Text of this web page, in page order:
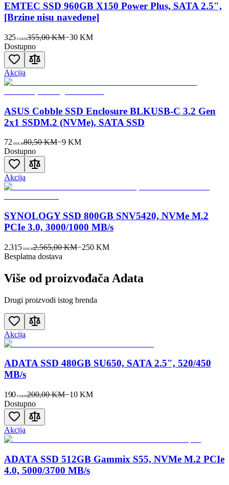
EMTEC SSD 960GB X150 Power Plus, SATA 2.5",
[Brzine nisu navedene]
325 00KM355,00 KM−30 KM
Dostupno
Akcija
ASUS Cobble SSD Enclosure BLKUSB-C 3.2 Gen
2x1 SSDM.2 (NVMe), SATA SSD
72 00KM80,50 KM−9KM
Dostupno
Akcija
SYNOLOGY SSD 800GB SNV5420, NVMe M.2
PCIe 3.0, 3000/1000 MB/s
2.315 00KM2.565,00 KM−250KM
Besplatna dostava
Više od proizvođača Adata
Drugi proizvodi istog brenda
Akcija
ADATA SSD 480GB SU650, SATA 2.5", 520/450
MB/s
190 00KM200,00 KM−10 KM
Dostupno
Akcija
ADATA SSD 512GB Gammix S55, NVMe M.2 PCIe
4.0, 5000/3700 MB/s